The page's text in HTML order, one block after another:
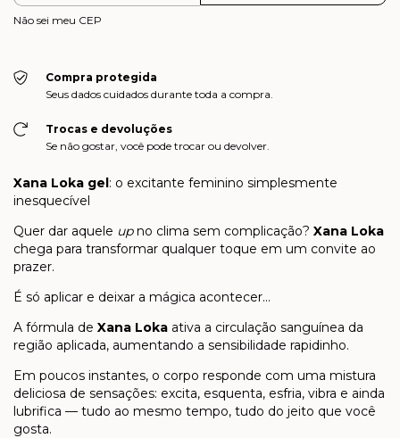
Não sei meu CEP
Compra protegida
Seus dados cuidados durante toda a compra.
Trocas e devoluções
Se não gostar, você pode trocar ou devolver.
Xana Loka gel: o excitante feminino simplesmente
inesquecível
Quer dar aquele upno clima sem complicação? Xana Loka
chega para transformar qualquer toque em um convite ao
prazer.
É só aplicar e deixar a mágica acontecer...
A fórmula de Xana Loka ativa a circulação sanguínea da
região aplicada, aumentando a sensibilidade rapidinho.
Em poucos instantes, o corpo responde com uma mistura
deliciosa de sensações: excita, esquenta, esfria, vibra e ainda
lubrifica — tudo ao mesmo tempo, tudo do jeito que você
gosta.